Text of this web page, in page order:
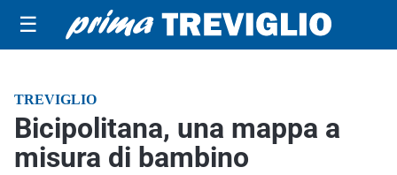
☰
TREVIGLIO
Bicipolitana, una mappa a
misura di bambino